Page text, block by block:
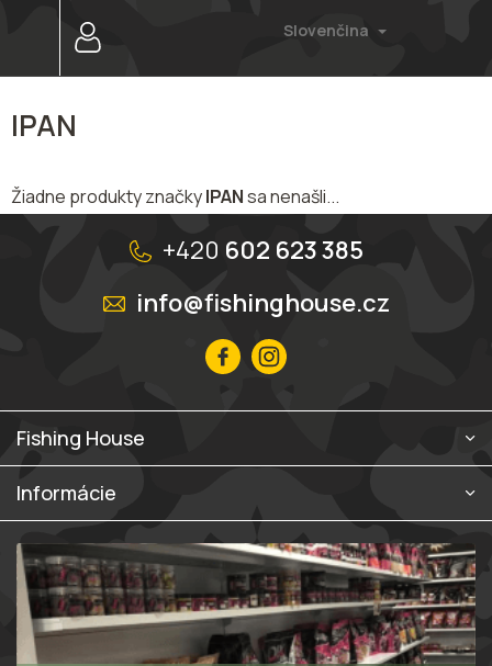
Slovenčina
IPAN
Žiadne produkty značkyIPANsa nenašli...
+420 602 623 385
info@fishinghouse.cz
Fishing House
Informácie